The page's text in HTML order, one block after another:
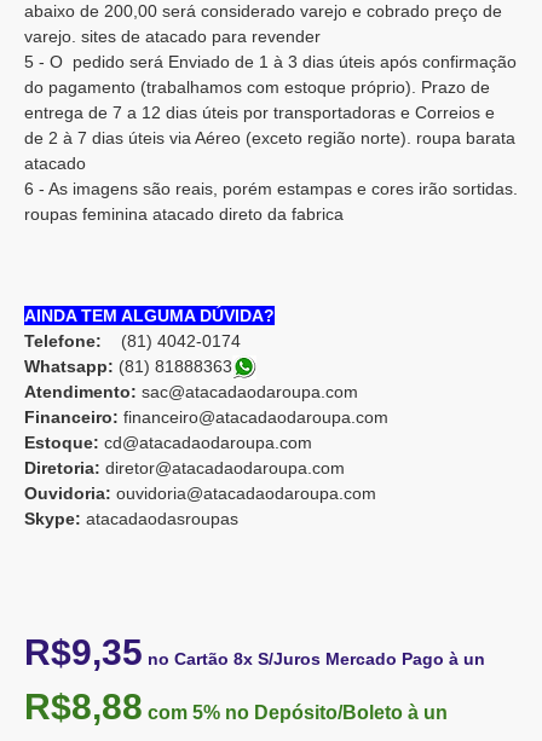
abaixo de 200,00 será considerado varejo e cobrado preço de
varejo. sites de atacado para revender
5 - O pedido será Enviado de 1 à 3 dias úteis após confirmação
do pagamento (trabalhamos com estoque próprio). Prazo de
entrega de 7 a 12 dias úteis por transportadoras e Correios e
de 2 à 7 dias úteis via Aéreo (exceto região norte). roupa barata
atacado
6 - As imagens são reais, porém estampas e cores irão sortidas.
roupas feminina atacado direto da fabrica
AINDA TEM ALGUMA DÚVIDA?
Telefone: (81) 4042-0174
Whatsapp: (81) 81888363
Atendimento: sac@atacadaodaroupa.com
Financeiro: financeiro@atacadaodaroupa.com
Estoque: cd@atacadaodaroupa.com
Diretoria: diretor@atacadaodaroupa.com
Ouvidoria: ouvidoria@atacadaodaroupa.com
Skype: atacadaodasroupas
R$9,35 no Cartão 8x S/Juros Mercado Pago à un
R$8,88 com 5% no Depósito/Boleto à un